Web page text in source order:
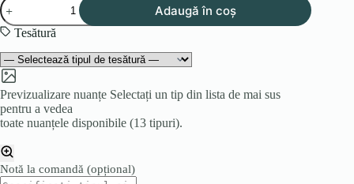
Colțar
HAWO
U
Adaugă în coș
Tesătură
Previzualizare nuanțe Selectați un tip din lista de mai sus
pentru a vedea
toate nuanțele disponibile (13 tipuri).
Notă la comandă (opțional)